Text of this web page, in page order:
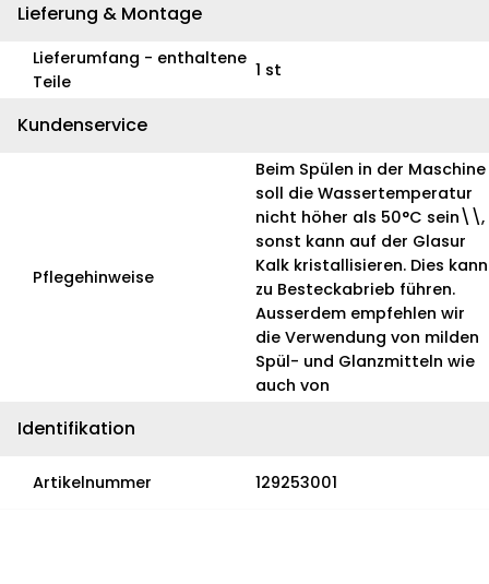
Lieferung & Montage
Lieferumfang - enthaltene
Teile
1 st
Kundenservice
Pflegehinweise
Beim Spülen in der Maschine
soll die Wassertemperatur
nicht höher als 50°C sein\\,
sonst kann auf der Glasur
Kalk kristallisieren. Dies kann
zu Besteckabrieb führen.
Ausserdem empfehlen wir
die Verwendung von milden
Spül- und Glanzmitteln wie
auch von
Identifikation
Artikelnummer 129253001